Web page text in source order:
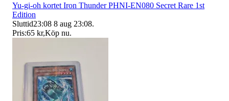
Yu-gi-oh kortet Iron Thunder PHNI-EN080 Secret Rare 1st
Edition
Sluttid23:08 8 aug 23:08.
Pris:65 kr,Köp nu.